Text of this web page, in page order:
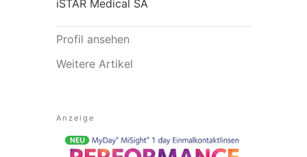
iSTAR Medical SA
Profil ansehen
Weitere Artikel